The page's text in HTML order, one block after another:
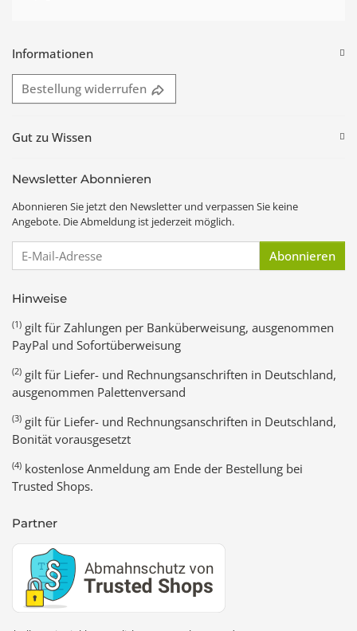
Informationen
Bestellung widerrufen
Gut zu Wissen
Newsletter Abonnieren
Abonnieren Sie jetzt den Newsletter und verpassen Sie keine
Angebote. Die Abmeldung ist jederzeit möglich.
E-Mail-Adresse Abonnieren
Hinweise
(1) gilt für Zahlungen per Banküberweisung, ausgenommen
PayPal und Sofortüberweisung
(2) gilt für Liefer- und Rechnungsanschriften in Deutschland,
ausgenommen Palettenversand
(3) gilt für Liefer- und Rechnungsanschriften in Deutschland,
Bonität vorausgesetzt
(4) kostenlose Anmeldung am Ende der Bestellung bei
Trusted Shops.
Partner